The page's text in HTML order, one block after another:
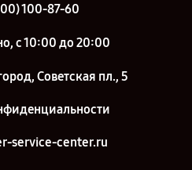
100-87-60
с 10:00 до 20:00
Советская пл., 5
service-center.ru